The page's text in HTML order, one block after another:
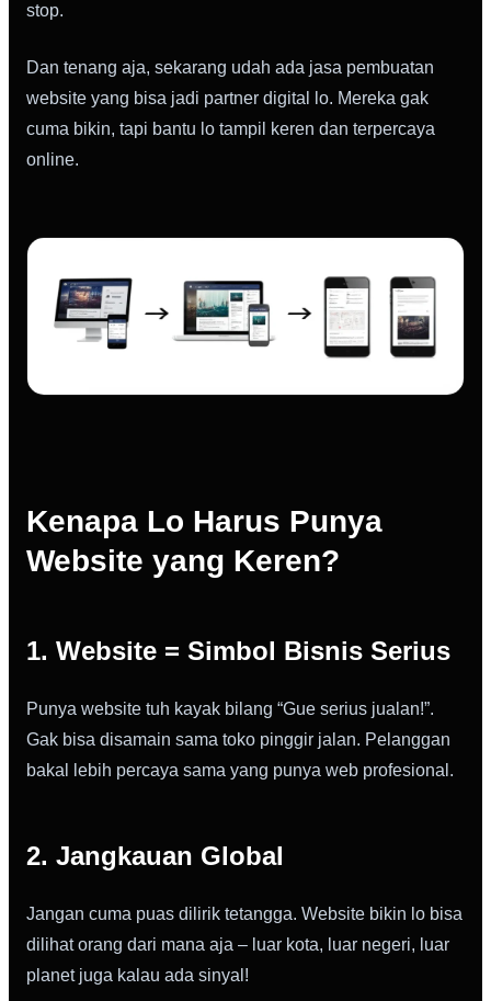
stop.
Dan tenang aja, sekarang udah ada jasa pembuatan
website yang bisa jadi partner digital lo. Mereka gak
cuma bikin, tapi bantu lo tampil keren dan terpercaya
online.
Kenapa Lo Harus Punya
Website yang Keren?
1. Website = Simbol Bisnis Serius
Punya website tuh kayak bilang “Gue serius jualan!”.
Gak bisa disamain sama toko pinggir jalan. Pelanggan
bakal lebih percaya sama yang punya web profesional.
2. Jangkauan Global
Jangan cuma puas dilirik tetangga. Website bikin lo bisa
dilihat orang dari mana aja – luar kota, luar negeri, luar
planet juga kalau ada sinyal!